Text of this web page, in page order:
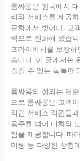
룸싸롱은 한국에서
리와 서비스를 제공
문화에서 벗어나, 고
력으로 진화해 왔습
프라이버시를 보장
습니다. 이 글에서는
즐길 수 있는 독특한
룸싸롱의 정의는 단
으로 룸싸롱은 고객
적인 서비스 직원들
음주를 넘어 대화와
험을 제공합니다. 따
미팅 등 다양한 상황